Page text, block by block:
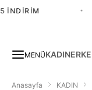
MENÜKADIN
Anasayfa KADIN